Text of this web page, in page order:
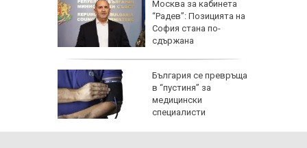
Москва за кабинета
“Радев”: Позицията на
София стана по-
сдържана
България се превръща
в “пустиня” за
медицински
специалисти